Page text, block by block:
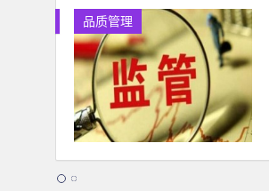
品质管理